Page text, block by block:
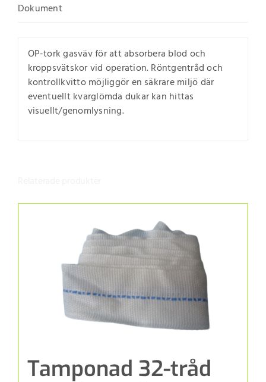
Dokument
OP-tork gasväv för att absorbera blod och
kroppsvätskor vid operation. Röntgentråd och
kontrollkvitto möjliggör en säkrare miljö där
eventuellt kvarglömda dukar kan hittas
visuellt/genomlysning.
Tamponad 32-tråd